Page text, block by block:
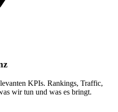
KPIs. Rankings, Traffic,
wir tun und was es bringt.